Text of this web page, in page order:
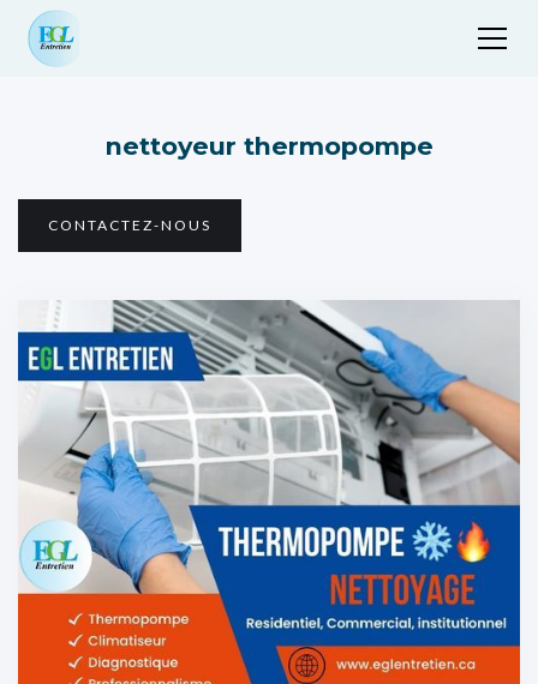
nettoyeur thermopompe
CONTACTEZ-NOUS